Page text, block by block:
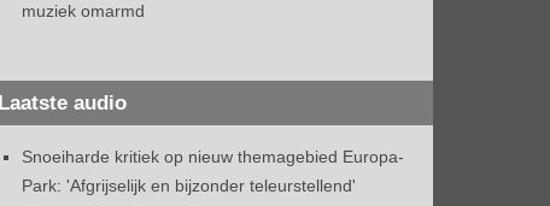
muziek omarmd
Laatste audio
Snoeiharde kritiek op nieuw themagebied Europa-
Park: 'Afgrijselijk en bijzonder teleurstellend'